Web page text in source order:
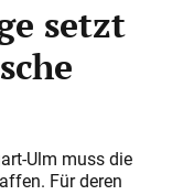
setzt
Ulm muss die
Für deren